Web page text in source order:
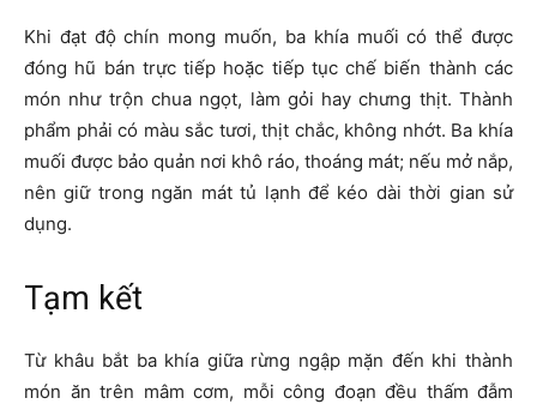
Khi đạt độ chín mong muốn, ba khía muối có thể được
đóng hũ bán trực tiếp hoặc tiếp tục chế biến thành các
món như trộn chua ngọt, làm gỏi hay chưng thịt. Thành
phẩm phải có màu sắc tươi, thịt chắc, không nhớt. Ba khía
muối được bảo quản nơi khô ráo, thoáng mát; nếu mở nắp,
nên giữ trong ngăn mát tủ lạnh để kéo dài thời gian sử
dụng.
Tạm kết
Từ khâu bắt ba khía giữa rừng ngập mặn đến khi thành
món ăn trên mâm cơm, mỗi công đoạn đều thấm đẫm